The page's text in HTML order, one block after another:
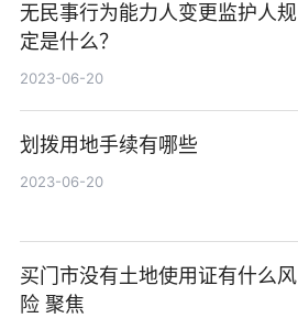
无民事行为能力人变更监护人规
定是什么？
2023-06-20
划拨用地手续有哪些
2023-06-20
买门市没有土地使用证有什么风
险 聚焦